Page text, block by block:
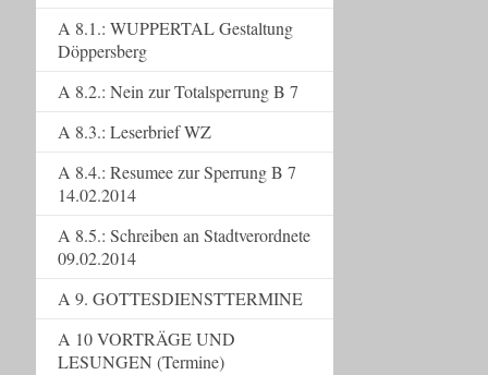
A 8.1.: WUPPERTAL Gestaltung
Döppersberg
A 8.2.: Nein zur Totalsperrung B 7
A 8.3.: Leserbrief WZ
A 8.4.: Resumee zur Sperrung B 7
14.02.2014
A 8.5.: Schreiben an Stadtverordnete
09.02.2014
A 9. GOTTESDIENSTTERMINE
A 10 VORTRÄGE UND
LESUNGEN (Termine)